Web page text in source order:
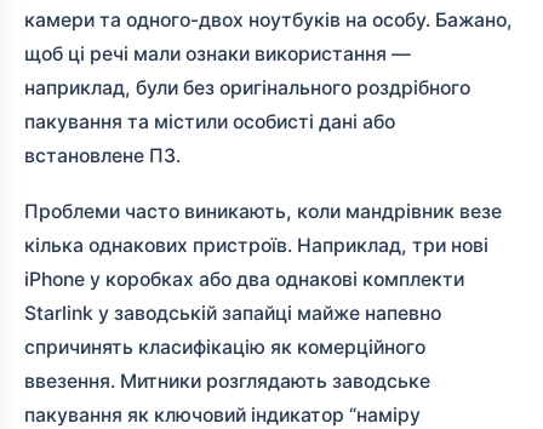
камери та одного-двох ноутбуків на особу. Бажано,
щоб ці речі мали ознаки використання —
наприклад, були без оригінального роздрібного
пакування та містили особисті дані або
встановлене ПЗ.
Проблеми часто виникають, коли мандрівник везе
кілька однакових пристроїв. Наприклад, три нові
iPhone у коробках або два однакові комплекти
Starlink у заводській запайці майже напевно
спричинять класифікацію як комерційного
ввезення. Митники розглядають заводське
пакування як ключовий індикатор “наміру